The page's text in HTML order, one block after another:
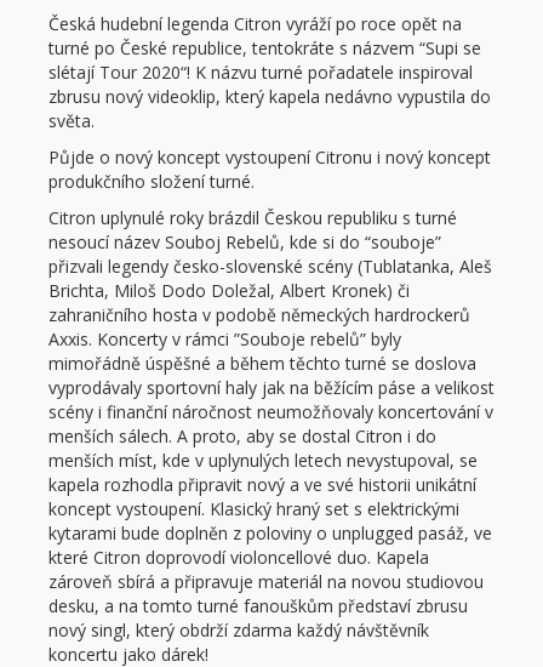
Česká hudební legenda Citron vyráží po roce opět na
turné po České republice, tentokráte s názvem “Supi se
slétají Tour 2020“! K názvu turné pořadatele inspiroval
zbrusu nový videoklip, který kapela nedávno vypustila do
světa.
Půjde o nový koncept vystoupení Citronu i nový koncept
produkčního složení turné.
Citron uplynulé roky brázdil Českou republiku s turné
nesoucí název Souboj Rebelů, kde si do “souboje”
přizvali legendy česko-slovenské scény (Tublatanka, Aleš
Brichta, Miloš Dodo Doležal, Albert Kronek) či
zahraničního hosta v podobě německých hardrockerů
Axxis. Koncerty v rámci ”Souboje rebelů” byly
mimořádně úspěšné a během těchto turné se doslova
vyprodávaly sportovní haly jak na běžícím páse a velikost
scény i finanční náročnost neumožňovaly koncertování v
menších sálech. A proto, aby se dostal Citron i do
menších míst, kde v uplynulých letech nevystupoval, se
kapela rozhodla připravit nový a ve své historii unikátní
koncept vystoupení. Klasický hraný set s elektrickými
kytarami bude doplněn z poloviny o unplugged pasáž, ve
které Citron doprovodí violoncellové duo. Kapela
zároveň sbírá a připravuje materiál na novou studiovou
desku, a na tomto turné fanouškům představí zbrusu
nový singl, který obdrží zdarma každý návštěvník
koncertu jako dárek!